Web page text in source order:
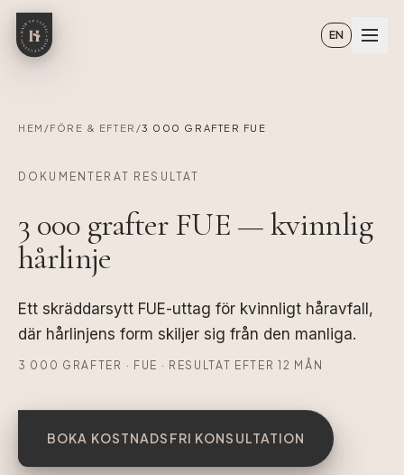
Hoppa till huvudinnehåll
EN
HEM /FÖRE & EFTER /3 000 GRAFTER FUE
DOKUMENTERAT RESULTAT
3 000 grafter FUE — kvinnlig
hårlinje
Ett skräddarsytt FUE-uttag för kvinnligt håravfall,
där hårlinjens form skiljer sig från den manliga.
3 000 GRAFTER · FUE · RESULTAT EFTER 12 MÅN
BOKA KOSTNADSFRI KONSULTATION